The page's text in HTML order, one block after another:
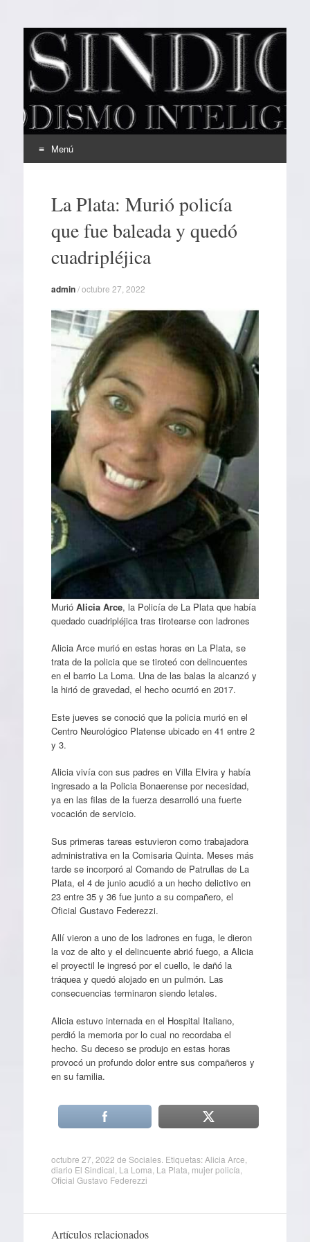
EL SINDICAL
Periodismo Inteligente
Menú
contenidoLa Plata: Murió policía
que fue baleada y quedó
cuadripléjica
admin/octubre 27, 2022
Murió Alicia Arce, la Policía de La Plata que había
quedado cuadripléjica tras tirotearse con ladrones
Alicia Arce murió en estas horas en La Plata, se
trata de la policia que se tiroteó con delincuentes
en el barrio La Loma. Una de las balas la alcanzó y
la hirió de gravedad, el hecho ocurrió en 2017.
Este jueves se conoció que la policia murió en el
Centro Neurológico Platense ubicado en 41 entre 2
y 3.
Alicia vivía con sus padres en Villa Elvira y había
ingresado a la Policia Bonaerense por necesidad,
ya en las filas de la fuerza desarrolló una fuerte
vocación de servicio.
Sus primeras tareas estuvieron como trabajadora
administrativa en la Comisaria Quinta. Meses más
tarde se incorporó al Comando de Patrullas de La
Plata, el 4 de junio acudió a un hecho delictivo en
23 entre 35 y 36 fue junto a su compañero, el
Oficial Gustavo Federezzi.
Allí vieron a uno de los ladrones en fuga, le dieron
la voz de alto y el delincuente abrió fuego, a Alicia
el proyectil le ingresó por el cuello, le dañó la
tráquea y quedó alojado en un pulmón. Las
consecuencias terminaron siendo letales.
Alicia estuvo internada en el Hospital Italiano,
perdió la memoria por lo cual no recordaba el
hecho. Su deceso se produjo en estas horas
provocó un profundo dolor entre sus compañeros y
en su familia.
octubre 27, 2022 de Sociales. Etiquetas:Alicia Arce
diario El Sindical La Loma La Plata mujer policía
Oficial Gustavo Federezzi
Artículos relacionados